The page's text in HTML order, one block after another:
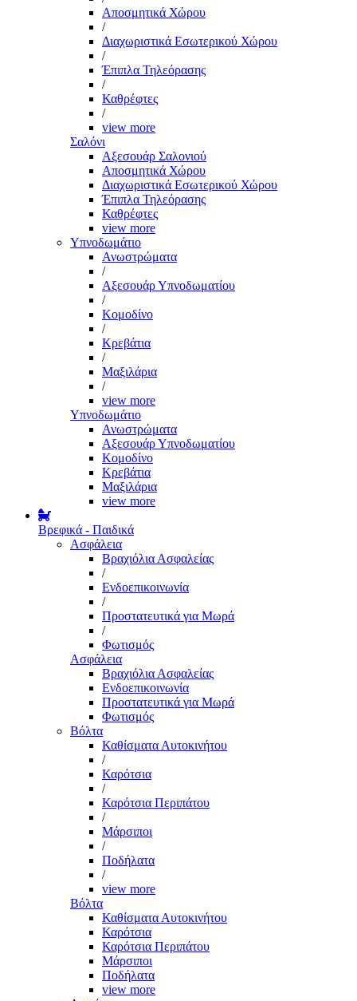
Αποσμητικά Χώρου
/
Διαχωριστικά Εσωτερικού Χώρου
/
Έπιπλα Τηλεόρασης
/
Καθρέφτες
/
view more
Σαλόνι
Αξεσουάρ Σαλονιού
Αποσμητικά Χώρου
Διαχωριστικά Εσωτερικού Χώρου
Έπιπλα Τηλεόρασης
Καθρέφτες
view more
Υπνοδωμάτιο
Ανωστρώματα
/
Αξεσουάρ Υπνοδωματίου
/
Κομοδίνο
/
Κρεβάτια
/
Μαξιλάρια
/
view more
Υπνοδωμάτιο
Ανωστρώματα
Αξεσουάρ Υπνοδωματίου
Κομοδίνο
Κρεβάτια
Μαξιλάρια
view more
Βρεφικά - Παιδικά
Ασφάλεια
Βραχιόλια Ασφαλείας
/
Ενδοεπικοινωνία
/
Προστατευτικά για Μωρά
/
Φωτισμός
Ασφάλεια
Βραχιόλια Ασφαλείας
Ενδοεπικοινωνία
Προστατευτικά για Μωρά
Φωτισμός
Βόλτα
Καθίσματα Αυτοκινήτου
/
Καρότσια
/
Καρότσια Περιπάτου
/
Μάρσιποι
/
Ποδήλατα
/
view more
Βόλτα
Καθίσματα Αυτοκινήτου
Καρότσια
Καρότσια Περιπάτου
Μάρσιποι
Ποδήλατα
view more